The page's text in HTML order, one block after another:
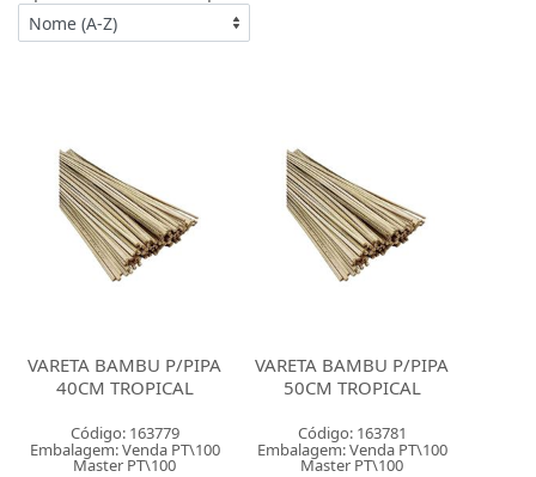
VARETA BAMBU P/PIPA
40CM TROPICAL
Código: 163779
Embalagem: Venda PT\100
Master PT\100
VARETA BAMBU P/PIPA
50CM TROPICAL
Código: 163781
Embalagem: Venda PT\100
Master PT\100